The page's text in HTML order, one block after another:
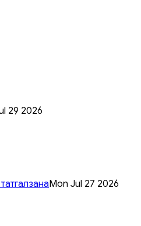
29 2026
Mon Jul 27 2026